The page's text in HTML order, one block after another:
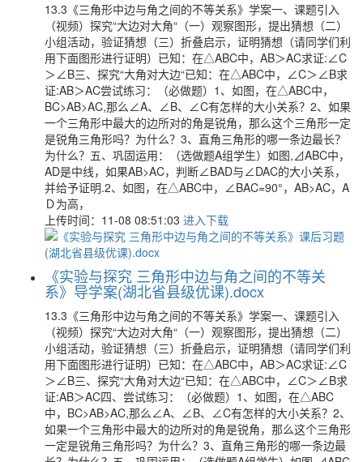
13.3《三角形中边与角之间的不等关系》学案一、课题引入
（视频）探究“大边对大角“（一）观察图形，提出猜想（二）
小组活动，验证猜想（三）折叠启示，证明猜想（请同学们利
用下面图形进行证明）已知：在△ABC中，AB＞AC求证:∠C
＞∠B三、探究“大角对大边“已知：在△ABC中，∠C＞∠B求
证:AB＞AC尝试练习：（必做题）1、如图，在△ABC中，
BC>AB>AC,那么∠A、∠B、∠C有怎样的大小关系？2、如果
一个三角形中最大的边所对的角是锐角，那么这个三角形一定
是锐角三角形吗？为什么？3、直角三角形的哪一条边最长？
为什么？五、巩固运用：（选做题A组学生）如图,⊿ABC中，
AD是中线，如果AB>AC，判断∠BAD与∠DAC的大小关系，
并给予证明.2、如图，在△ABC中，∠BAC=90°，AB>AC，A
Ｄ为高，
上传时间：11-08 08:51:03 进入下载
《实验与探究 三角形中边与角之间的不等关
系》导学案(湖北省县级优课).docx
13.3《三角形中边与角之间的不等关系》学案一、课题引入
（视频）探究“大边对大角“（一）观察图形，提出猜想（二）
小组活动，验证猜想（三）折叠启示，证明猜想（请同学们利
用下面图形进行证明）已知：在△ABC中，AB＞AC求证:∠C
＞∠B三、探究“大角对大边“已知：在△ABC中，∠C＞∠B求
证:AB＞AC四、尝试练习：（必做题）1、如图，在△ABC
中，BC>AB>AC,那么∠A、∠B、∠C有怎样的大小关系？2、
如果一个三角形中最大的边所对的角是锐角，那么这个三角形
一定是锐角三角形吗？为什么？3、直角三角形的哪一条边最